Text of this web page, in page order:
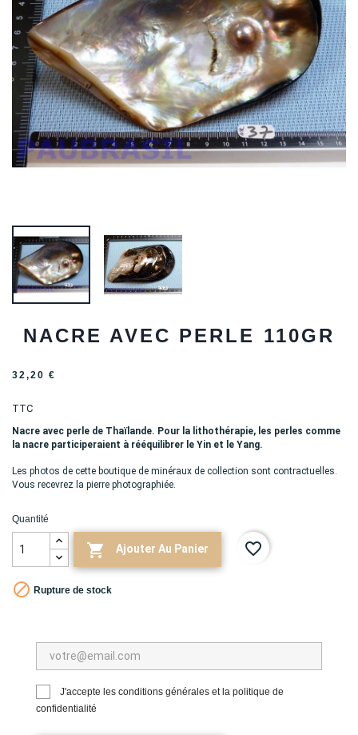
NACRE AVEC PERLE 110GR
32,20 €
TTC
Nacre avec perle de Thaïlande. Pour la lithothérapie, les perles comme
la nacre participeraient à rééquilibrer le Yin et le Yang.
Les photos de cette boutique de minéraux de collection sont contractuelles.
Vous recevrez la pierre photographiée.
Quantité
 Ajouter Au Panier favorite_border
 Rupture de stock
J'accepte les conditions générales et la politique de
confidentialité